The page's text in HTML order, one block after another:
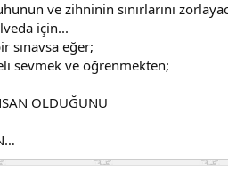
ve zihninin sınırlarını
için...
sınavsa eğer;
sevmek ve öğrenmekten;
OLDUĞUNU